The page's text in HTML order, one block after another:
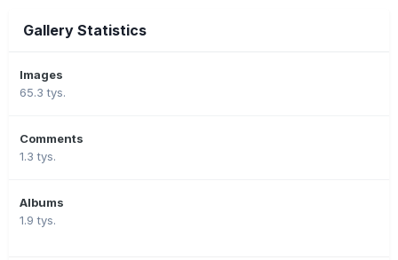
Gallery Statistics
Images
65.3 tys.
Comments
1.3 tys.
Albums
1.9 tys.